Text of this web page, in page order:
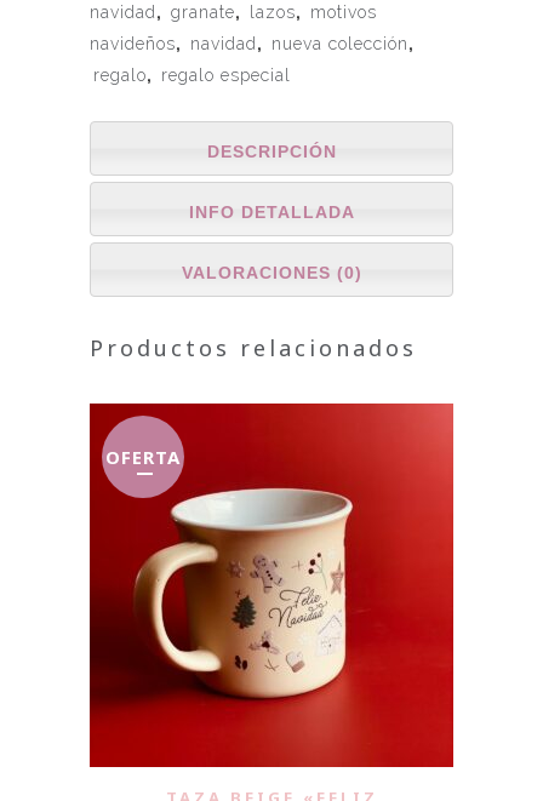
navidad , granate, lazos,
motivos
navideños, navidad , nueva colección,
regalo, regalo especial
DESCRIPCIÓN
INFO DETALLADA
VALORACIONES (0)
Productos relacionados
OFERTA